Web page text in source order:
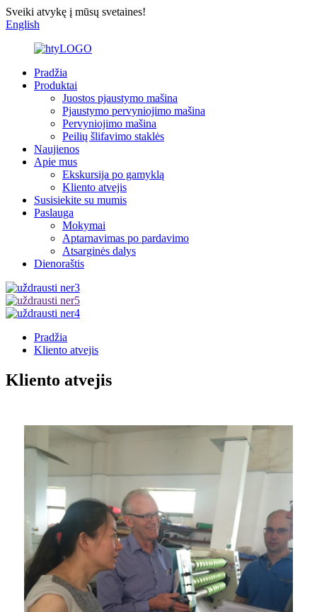
Sveiki atvykę į mūsų svetaines!
English
Pradžia
Produktai
Juostos pjaustymo mašina
Pjaustymo pervyniojimo mašina
Pervyniojimo mašina
Peilių šlifavimo staklės
Naujienos
Apie mus
Ekskursija po gamyklą
Kliento atvejis
Susisiekite su mumis
Paslauga
Mokymai
Aptarnavimas po pardavimo
Atsarginės dalys
Dienoraštis
Pradžia
Kliento atvejis
Kliento atvejis